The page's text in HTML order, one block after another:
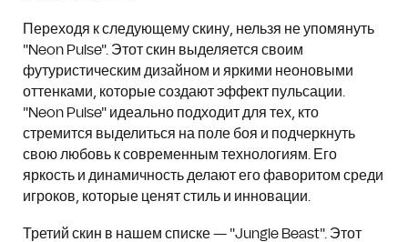
Переходя к следующему скину, нельзя не упомянуть
"Neon Pulse". Этот скин выделяется своим
футуристическим дизайном и яркими неоновыми
оттенками, которые создают эффект пульсации.
"Neon Pulse" идеально подходит для тех, кто
стремится выделиться на поле боя и подчеркнуть
свою любовь к современным технологиям. Его
яркость и динамичность делают его фаворитом среди
игроков, которые ценят стиль и инновации.
Третий скин в нашем списке — "Jungle Beast". Этот